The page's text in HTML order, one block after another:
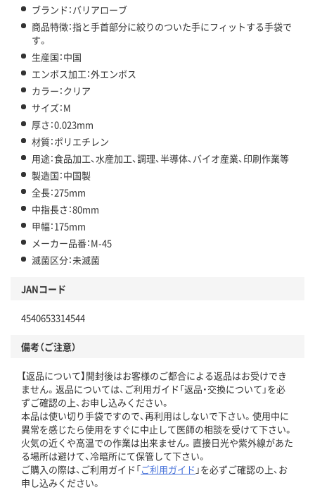
ブランド：バリアローブ
商品特徴：指と手首部分に絞りのついた手にフィットする手袋で
す。
生産国：中国
エンボス加工：外エンボス
カラー：クリア
サイズ：M
厚さ：0.023mm
材質：ポリエチレン
用途：食品加工、水産加工、調理、半導体、バイオ産業、印刷作業等
製造国：中国製
全長：275mm
中指長さ：80mm
甲幅：175mm
メーカー品番：M-45
滅菌区分：未滅菌
JANコード
4540653314544
備考（ご注意）
【返品について】開封後はお客様のご都合による返品はお受けでき
ません。返品については、ご利用ガイド「返品・交換について」を必
ずご確認の上、お申し込みください。
本品は使い切り手袋ですので、再利用はしないで下さい。使用中に
異常を感じたら使用をすぐに中止して医師の相談を受けて下さい。
火気の近くや高温での作業は出来ません。直接日光や紫外線があた
る場所は避けて、冷暗所にて保管して下さい。
ご購入の際は、ご利用ガイド「ご利用ガイド 」を必ずご確認の上、お
申し込みください。